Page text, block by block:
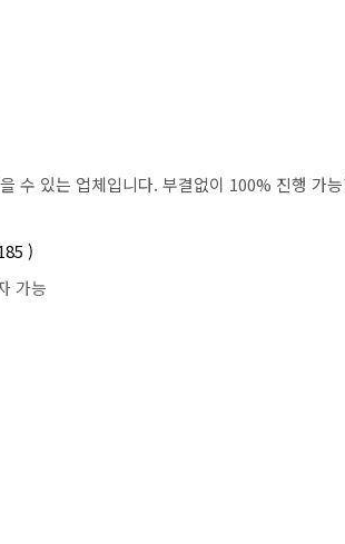
수 있는 업체입니다. 부결없이 100% 진행 가
)
가능